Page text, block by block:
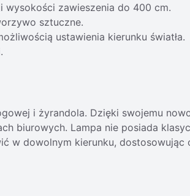
wysokości zawieszenia do 400 cm.
sztuczne.
ustawienia kierunku światła.
i żyrandola. Dzięki swojemu
biurowych. Lampa nie posiada
w dowolnym kierunku, dostosowując